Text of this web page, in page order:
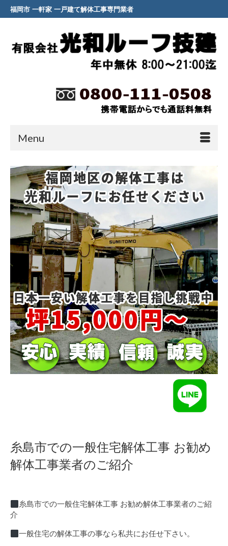
福岡市 一軒家 一戸建て解体工事専門業者
Menu
糸島市での一般住宅解体工事 お勧め
解体工事業者のご紹介
糸島市での一般住宅解体工事 お勧め解体工事業者のご紹
介
一般住宅の解体工事の事なら私共にお任せ下さい。